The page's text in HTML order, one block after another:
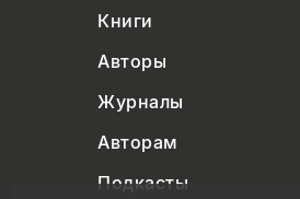
Книги
Авторы
Журналы
Авторам
Подкасты